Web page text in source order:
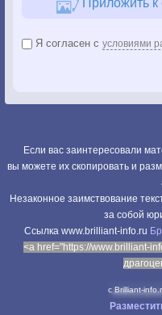
Я согласен с условиями
Если вас заинтересовали
вы можете их скопировать и
Незаконное заимствование
за собой
Cсылка www.brilliant-info.ru
<a href="https://www.brilliant-
c Brilliant-